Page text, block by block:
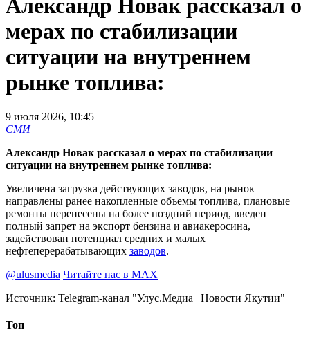
Александр Новак рассказал о
мерах по стабилизации
ситуации на внутреннем
рынке топлива:
9 июля 2026, 10:45
СМИ
Александр Новак рассказал о мерах по стабилизации
ситуации на внутреннем рынке топлива:
Увеличена загрузка действующих заводов, на рынок
направлены ранее накопленные объемы топлива, плановые
ремонты перенесены на более поздний период, введен
полный запрет на экспорт бензина и авиакеросина,
задействован потенциал средних и малых
нефтеперерабатывающих заводов.
@ulusmedia Читайте нас в MAX
Источник: Telegram-канал "Улус.Медиа | Новости Якутии"
Топ